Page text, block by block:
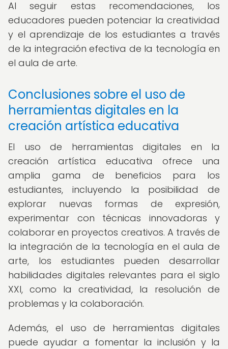
Al seguir estas recomendaciones, los
educadores pueden potenciar la creatividad
y el aprendizaje de los estudiantes a través
de la integración efectiva de la tecnología en
el aula de arte.
Conclusiones sobre el uso de
herramientas digitales en la
creación artística educativa
El uso de herramientas digitales en la
creación artística educativa ofrece una
amplia gama de beneficios para los
estudiantes, incluyendo la posibilidad de
explorar nuevas formas de expresión,
experimentar con técnicas innovadoras y
colaborar en proyectos creativos. A través de
la integración de la tecnología en el aula de
arte, los estudiantes pueden desarrollar
habilidades digitales relevantes para el siglo
XXI, como la creatividad, la resolución de
problemas y la colaboración.
Además, el uso de herramientas digitales
puede ayudar a fomentar la inclusión y la